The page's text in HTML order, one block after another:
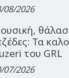
08/2026
Τα
του GRL
07/2026